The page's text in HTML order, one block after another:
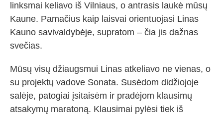
linksmai keliavo iš Vilniaus, o antrasis laukė mūsų
Kaune. Pamačius kaip laisvai orientuojasi Linas
Kauno savivaldybėje, supratom – čia jis dažnas
svečias.
Mūsų visų džiaugsmui Linas atkeliavo ne vienas, o
su projektų vadove Sonata. Susėdom didžiojoje
salėje, patogiai įsitaisėm ir pradėjom klausimų
atsakymų maratoną. Klausimai pylėsi tiek iš